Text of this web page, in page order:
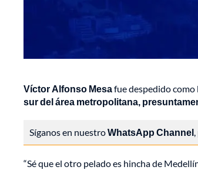
Víctor Alfonso Mesafue despedido como
sur del área metropolitana,
Síganos en nuestroWhatsApp Channel
“Sé que el otro pelado es hincha de